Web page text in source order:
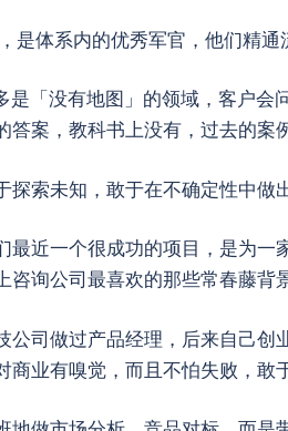
是体系内的优秀军官，他们精
是「没有地图」的领域，客户
答案，教科书上没有，过去的案
探索未知，敢于在不确定性中做
最近一个很成功的项目，是为
咨询公司最喜欢的那些常春藤背
公司做过产品经理，后来自己
商业有嗅觉，而且不怕失败，敢